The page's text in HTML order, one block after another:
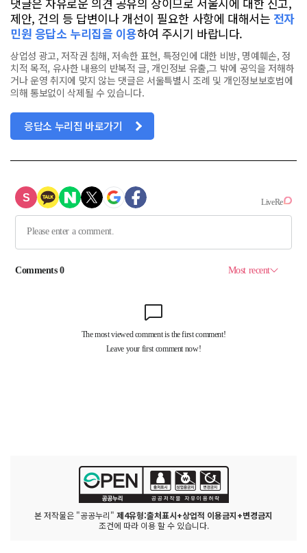
제안, 건의 등 답변이나 개선이 필요한 사항에 대해서는 전자
민원 응답소 누리집을 이용하여 주시기 바랍니다.
상업성 광고, 저작권 침해, 저속한 표현, 특정인에 대한 비방, 명예훼손, 정
치적 목적, 유사한 내용의 반복적 글, 개인정보 유출,그 밖에 공익을 저해하
거나 운영 취지에 맞지 않는 댓글은 서울특별시 조례 및 개인정보보호법에
의해 통보없이 삭제될 수 있습니다.
응답소 누리집 바로가기
본 저작물은 "공공누리" 제4유형:출처표시+상업적 이용금지+변경금지
조건에 따라 이용 할 수 있습니다.